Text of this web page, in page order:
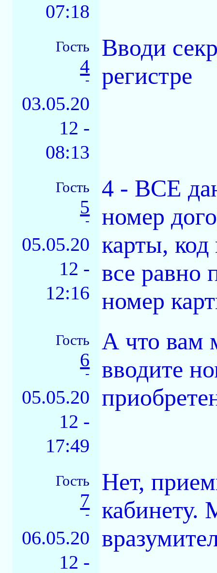
07:18
Гость
4
-
03.05.20
12 -
08:13
Вводи
регистре
Гость
5
-
05.05.20
12 -
12:16
4 - ВСЕ
номер
карты,
все равно
номер
Гость
6
-
05.05.20
12 -
17:49
А что вам
вводите
Гость
7
-
06.05.20
12 -
Нет,
кабинету.